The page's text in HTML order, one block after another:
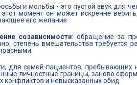
и мольбы - это пустой звук для
момент он может искренне
его желание.
созависимости: обращение за
степень вмешательства
для семей пациентов, пребывающих
личностные границы, заново
конфликтов и невысказанных обид.